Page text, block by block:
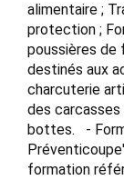
alimentaire ;
protection ;
poussières
destinés aux
charcuterie
des
bottes. -
formation